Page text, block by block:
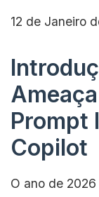
12 de Janeiro
Prompt
Copilot
O ano de